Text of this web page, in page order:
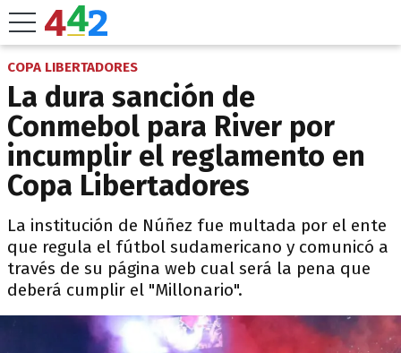
COPA LIBERTADORES
La dura sanción de
Conmebol para River por
incumplir el reglamento en
Copa Libertadores
La institución de Núñez fue multada por el ente
que regula el fútbol sudamericano y comunicó a
través de su página web cual será la pena que
deberá cumplir el "Millonario".